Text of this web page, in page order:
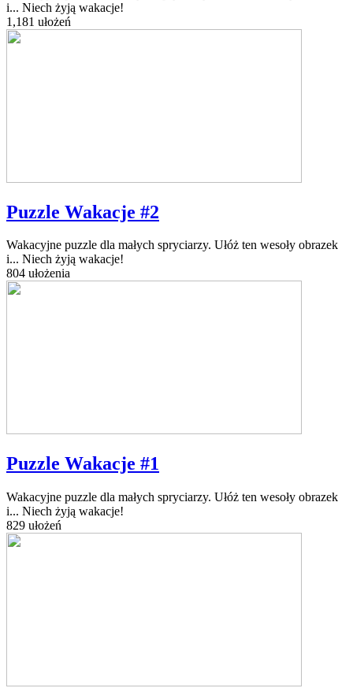
i... Niech żyją wakacje!
1,181 ułożeń
Puzzle Wakacje #2
Wakacyjne puzzle dla małych spryciarzy. Ułóż ten wesoły obrazek
i... Niech żyją wakacje!
804 ułożenia
Puzzle Wakacje #1
Wakacyjne puzzle dla małych spryciarzy. Ułóż ten wesoły obrazek
i... Niech żyją wakacje!
829 ułożeń